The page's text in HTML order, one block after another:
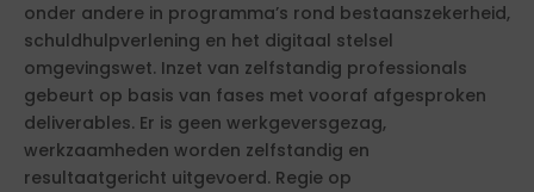
onder andere in programma’s rond bestaanszekerheid,
schuldhulpverlening en het digitaal stelsel
omgevingswet. Inzet van zelfstandig professionals
gebeurt op basis van fases met vooraf afgesproken
deliverables. Er is geen werkgeversgezag,
werkzaamheden worden zelfstandig en
resultaatgericht uitgevoerd. Regie op